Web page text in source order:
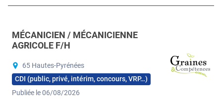
MÉCANICIEN / MÉCANICIENNE
AGRICOLE F/H
65 Hautes-Pyrénées
CDI (public, privé, intérim, concours, VRP…)
Publiée le 06/08/2026